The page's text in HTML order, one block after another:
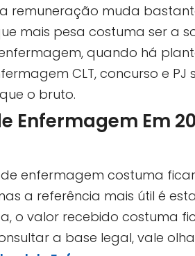
remuneração muda
mais pesa costuma ser a
quando há
CLT, concurso e
o bruto.
Enfermagem Em
de enfermagem costuma
a referência mais útil é
o valor recebido costuma
a base legal, vale